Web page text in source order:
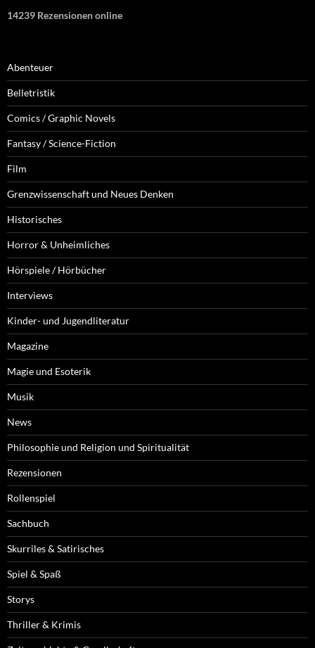
14239 Rezensionen online
Abenteuer
Belletristik
Comics / Graphic Novels
Fantasy / Science-Fiction
Film
Grenzwissenschaft und Neues Denken
Historisches
Horror & Unheimliches
Hörspiele / Hörbücher
Interviews
Kinder- und Jugendliteratur
Magazine
Magie und Esoterik
Musik
News
Philosophie und Religion und Spiritualität
Rezensionen
Rollenspiel
Sachbuch
Skurriles & Satirisches
Spiel & Spaß
Storys
Thriller & Krimis